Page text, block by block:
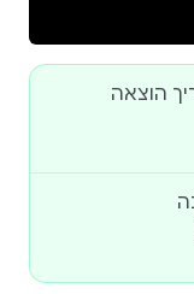
עקרונות
חוששים שאם
החברה שלנו
הרעועים
בבהירות
שעקרונות
הוצאה